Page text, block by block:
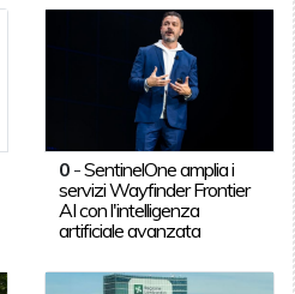
0 -SentinelOne amplia i
servizi Wayfinder Frontier
AI con l'intelligenza
artificiale avanzata